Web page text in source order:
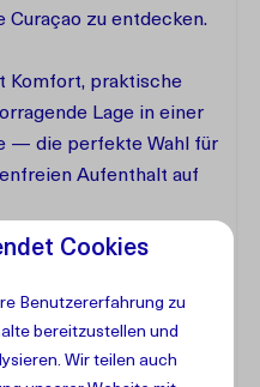
Curaçao zu entdecken.
Komfort, praktische
Lage in einer
— die perfekte Wahl für
Aufenthalt auf
Cookies
Benutzererfahrung zu
bereitzustellen und
Wir teilen auch